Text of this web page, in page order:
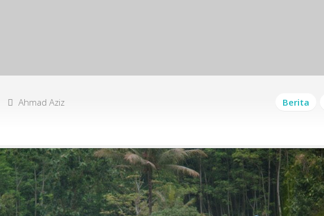
Ahmad Aziz Berita